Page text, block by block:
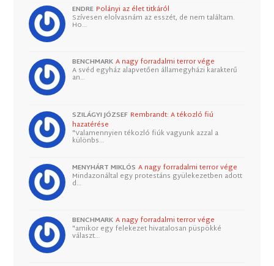
ENDRE Polányi az élet titkáról
Szívesen elolvasnám az esszét, de nem találtam.
Ho…
BENCHMARK A nagy forradalmi terror vége
A svéd egyház alapvetően államegyházi karakterű
an…
SZILÁGYI JÓZSEF Rembrandt: A tékozló fiú
hazatérése
"Valamennyien tékozló fiúk vagyunk azzal a
különbs…
MENYHÁRT MIKLÓS A nagy forradalmi terror vége
Mindazonáltal egy protestáns gyülekezetben adott
d…
BENCHMARK A nagy forradalmi terror vége
"amikor egy felekezet hivatalosan püspökké
választ…